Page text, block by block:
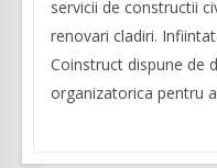
servicii de constructii
renovari cladiri.
Coinstruct dispune de
organizatorica pentru a